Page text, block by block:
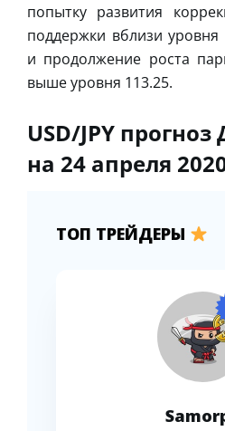
попытку развития
поддержки вблизи уровня
и продолжение роста
выше уровня 113.25.
USD/JPY
на 24 апреля
ТОП ТРЕЙДЕРЫ